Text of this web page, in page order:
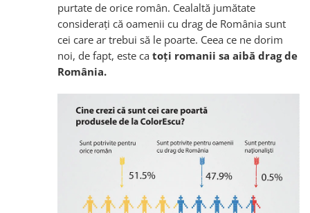
purtate de orice român. Cealaltă jumătate
considerați că oamenii cu drag de România sunt
cei care ar trebui să le poarte. Ceea ce ne dorim
noi, de fapt, este ca toți romanii sa aibă drag de
România.